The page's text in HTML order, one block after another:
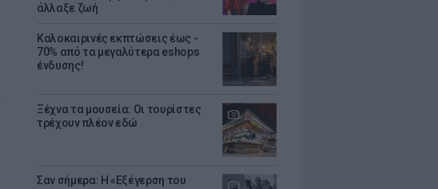
άλλαξε ζωή
Καλοκαιρινές εκπτώσεις έως -
70% από τα μεγαλύτερα eshops
ένδυσης!
Ξέχνα τα μουσεία: Οι τουρίστες
τρέχουν πλέον εδώ
Σαν σήμερα: Η «Εξέγερση του